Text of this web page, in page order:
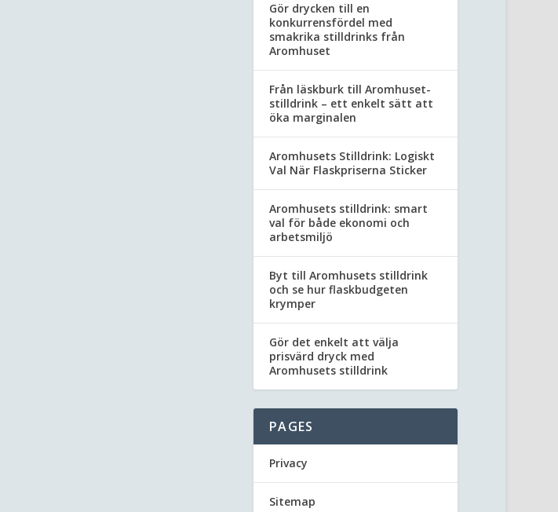
Gör drycken till en
konkurrensfördel med
smakrika stilldrinks från
Aromhuset
Från läskburk till Aromhuset-
stilldrink – ett enkelt sätt att
öka marginalen
Aromhusets Stilldrink: Logiskt
Val När Flaskpriserna Sticker
Aromhusets stilldrink: smart
val för både ekonomi och
arbetsmiljö
Byt till Aromhusets stilldrink
och se hur flaskbudgeten
krymper
Gör det enkelt att välja
prisvärd dryck med
Aromhusets stilldrink
PAGES
Privacy
Sitemap